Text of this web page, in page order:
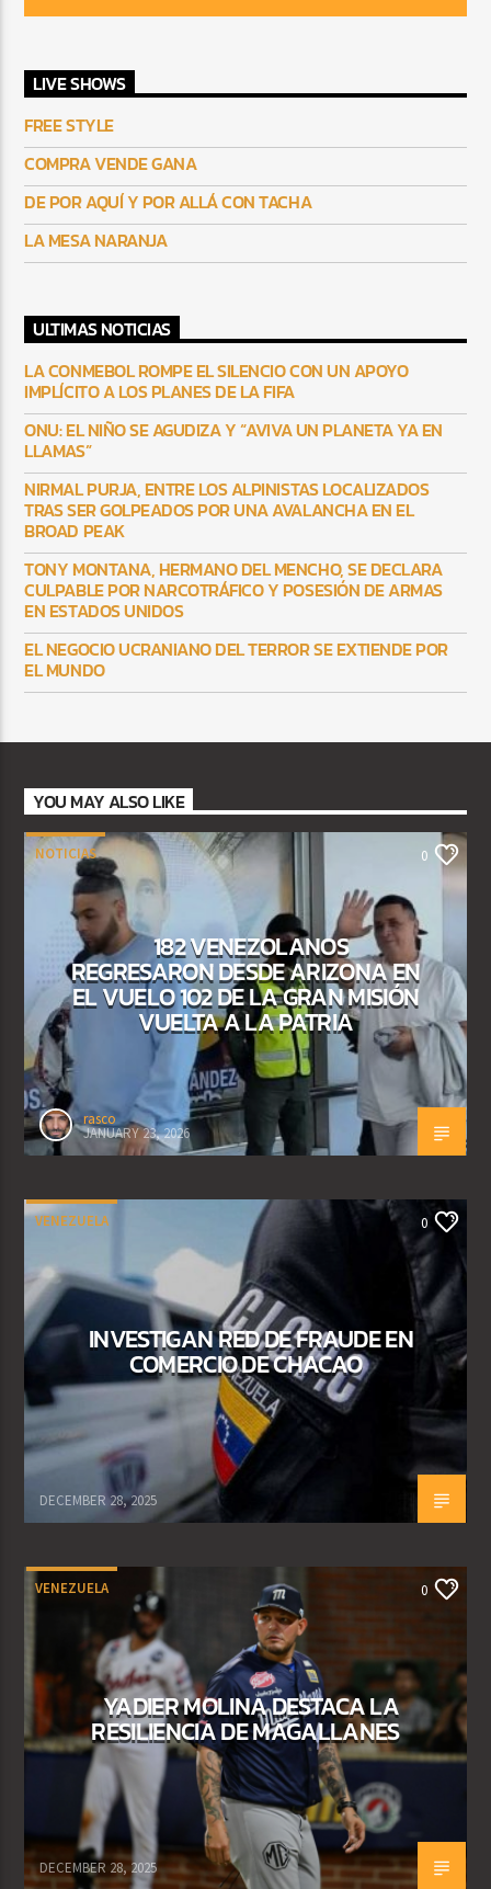
LIVE SHOWS
FREE STYLE
COMPRA VENDE GANA
DE POR AQUÍ Y POR ALLÁ CON TACHA
LA MESA NARANJA
ULTIMAS NOTICIAS
LA CONMEBOL ROMPE EL SILENCIO CON UN APOYO
IMPLÍCITO A LOS PLANES DE LA FIFA
ONU: EL NIÑO SE AGUDIZA Y “AVIVA UN PLANETA YA EN
LLAMAS”
NIRMAL PURJA, ENTRE LOS ALPINISTAS LOCALIZADOS
TRAS SER GOLPEADOS POR UNA AVALANCHA EN EL
BROAD PEAK
TONY MONTANA, HERMANO DEL MENCHO, SE DECLARA
CULPABLE POR NARCOTRÁFICO Y POSESIÓN DE ARMAS
EN ESTADOS UNIDOS
EL NEGOCIO UCRANIANO DEL TERROR SE EXTIENDE POR
EL MUNDO
YOU MAY ALSO LIKE
NOTICIAS 0
182 VENEZOLANOS
REGRESARON DESDE ARIZONA EN
EL VUELO 102 DE LA GRAN MISIÓN
VUELTA A LA PATRIA
rasco
JANUARY 23, 2026
VENEZUELA 0
INVESTIGAN RED DE FRAUDE EN
COMERCIO DE CHACAO
DECEMBER 28, 2025
VENEZUELA 0
YADIER MOLINA DESTACA LA
RESILIENCIA DE MAGALLANES
DECEMBER 28, 2025